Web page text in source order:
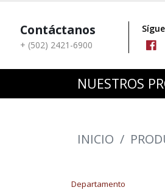
Contáctanos
+ (502) 2421-6900
NUESTROS
INICIO /
Departamento